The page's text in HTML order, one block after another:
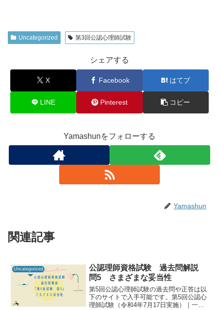
Uncategorized 第3回公認心理師試験
シェアする
X Facebook はてブ
LINE Pinterest コピー
Yamashunをフォローする
Yamashun
関連記事
Uncategorized
公認理師資格試験 過去問解説
問5 さまざまな妥当性
第5回公認心理師試験の過去問や正答は以
下のサイトで入手可能です。第5回公認心
理師試験（令和4年7月17日実施）｜一般